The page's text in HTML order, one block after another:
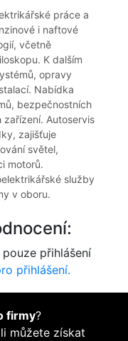
práce a
i naftové
včetně
K dalším
opravy
Nabídka
bezpečnostních
zařízení. Autoservis
zajišťuje
světel,
motorů.
služby
v oboru.
přihlášení
přihlášení.
firmy?
můžete získat